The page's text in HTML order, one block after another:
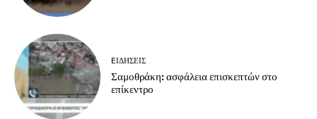
EΙΔΗΣΕΙΣ
Σαμοθράκη: ασφάλεια επισκεπτών στο
επίκεντρο